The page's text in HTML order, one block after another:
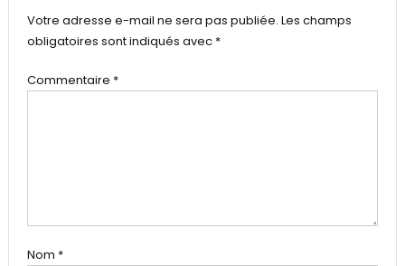
Votre adresse e-mail ne sera pas publiée. Les champs
obligatoires sont indiqués avec *
Commentaire *
Nom *